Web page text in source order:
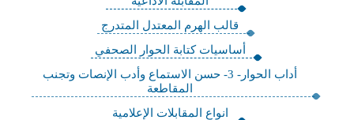
قالب الهرم المعتدل المتدرج
أساسيات كتابة الحوار الصحفي
أداب الحوار- 3- حسن الاستماع وأدب الإنصات وتجنب
المقاطعة
انواع المقابلات الإعلامية